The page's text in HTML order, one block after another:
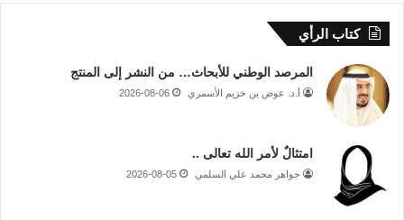
كتاب الرأي
المرصد الوطني للأبحاث… من النشر إلى المنتج
أ.د. عوض بن خزيم الأسمري 2026-08-06
امتثالٌ لأمر الله تعالى ..
جواهر محمد علي السلمي 2026-08-05